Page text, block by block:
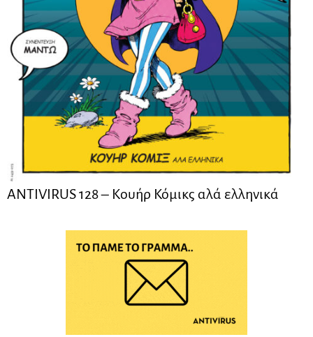
ANTIVIRUS 128 – Kουήρ Κόμικς αλά ελληνικά